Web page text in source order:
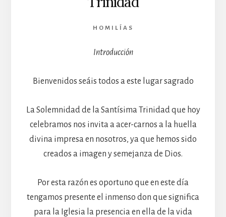
HOMILÍAS
Introducción
Bienvenidos seáis todos a este lugar sagrado
La Solemnidad de la Santísima Trinidad que hoy
celebramos nos invita a acer-carnos a la huella
divina impresa en nosotros, ya que hemos sido
creados a imagen y semejanza de Dios.
Por esta razón es oportuno que en este día
tengamos presente el inmenso don que significa
para la Iglesia la presencia en ella de la vida